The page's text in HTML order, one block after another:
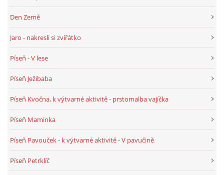
DUŠIČKY
SVATÁ KATEŘINA 25.LISTOPADU
Den Země
Jaro - nakresli si zvířátko
Píseň - V lese
Píseň Ježibaba
Píseň Kvočna, k výtvarné aktivitě - prstomalba vajíčka
Píseň Maminka
Píseň Pavouček - k výtvarné aktivitě - V pavučině
Píseň Petrklíč